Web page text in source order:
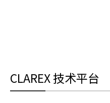
CLAREX 技术平台